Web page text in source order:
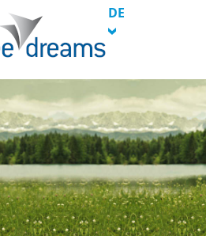
DE